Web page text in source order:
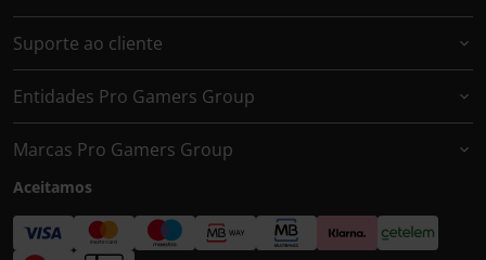
Suporte ao cliente
Entidades Pro Gamers Group
Marcas Pro Gamers Group
Aceitamos